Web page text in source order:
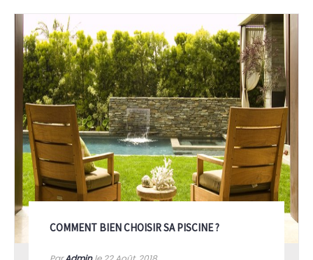
COMMENT BIEN CHOISIR SA PISCINE ?